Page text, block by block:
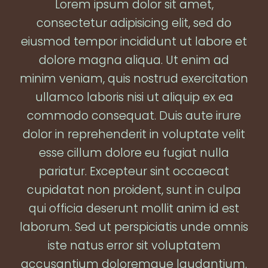
Lorem ipsum dolor sit amet,
consectetur adipisicing elit, sed do
eiusmod tempor incididunt ut labore et
dolore magna aliqua. Ut enim ad
minim veniam, quis nostrud exercitation
ullamco laboris nisi ut aliquip ex ea
commodo consequat. Duis aute irure
dolor in reprehenderit in voluptate velit
esse cillum dolore eu fugiat nulla
pariatur. Excepteur sint occaecat
cupidatat non proident, sunt in culpa
qui officia deserunt mollit anim id est
laborum. Sed ut perspiciatis unde omnis
iste natus error sit voluptatem
accusantium doloremque laudantium.